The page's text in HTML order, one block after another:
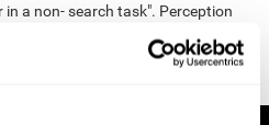
a non- search task". Perception